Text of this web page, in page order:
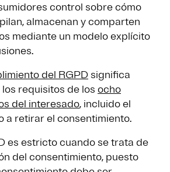
control sobre cómo
almacenan y comparten
mediante un modelo explícito
del RGPD significa
requisitos de los ocho
del interesado, incluido el
a retirar el consentimiento.
es estricto cuando se trata de
del consentimiento, puesto